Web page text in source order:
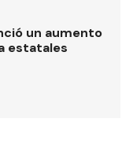
un aumento
estatales